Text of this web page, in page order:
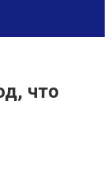
что